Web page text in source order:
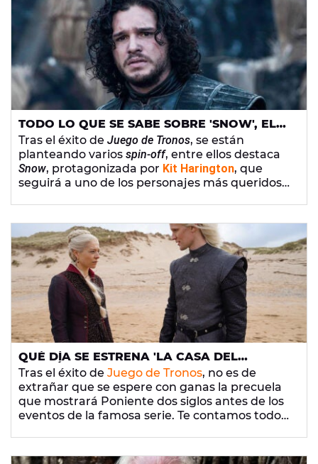
TODO LO QUE SE SABE SOBRE 'SNOW', EL
SPIN-OFF DE ‘JUEGO DE TRONOS’ SOBRE
JON SNOW
Tras el éxito de Juego de Tronos, se están
planteando varios spin-off, entre ellos destaca
Snow, protagonizada por Kit Harington, que
seguirá a uno de los personajes más queridos
QUÉ DÍA SE ESTRENA 'LA CASA DEL
DRAGÓN', LA PRECUELA DE 'JUEGO DE
TRONOS'
Tras el éxito de Juego de Tronos, no es de
extrañar que se espere con ganas la precuela
que mostrará Poniente dos siglos antes de los
eventos de la famosa serie. Te contamos todo